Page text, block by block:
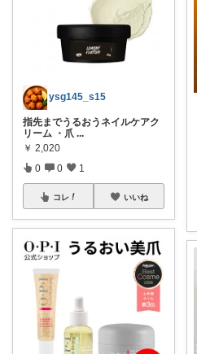
ysg145_s15
指先までうるおうネイルケアク
リーム ・爪 ...
￥ 2,020
0 0 1
コレ いいね